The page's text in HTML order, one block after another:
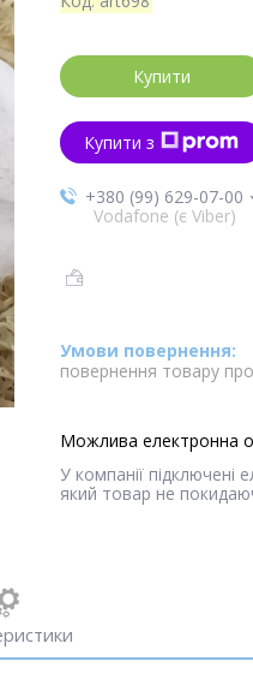
Купити
Купити з
+380 (99) 629-07-00
Vodafone (є Viber)
повернення товару
У компанії
який товар не